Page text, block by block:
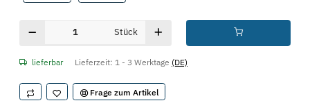
Stück
lieferbar Lieferzeit: 1 - 3 Werktage (DE)
Frage zum Artikel